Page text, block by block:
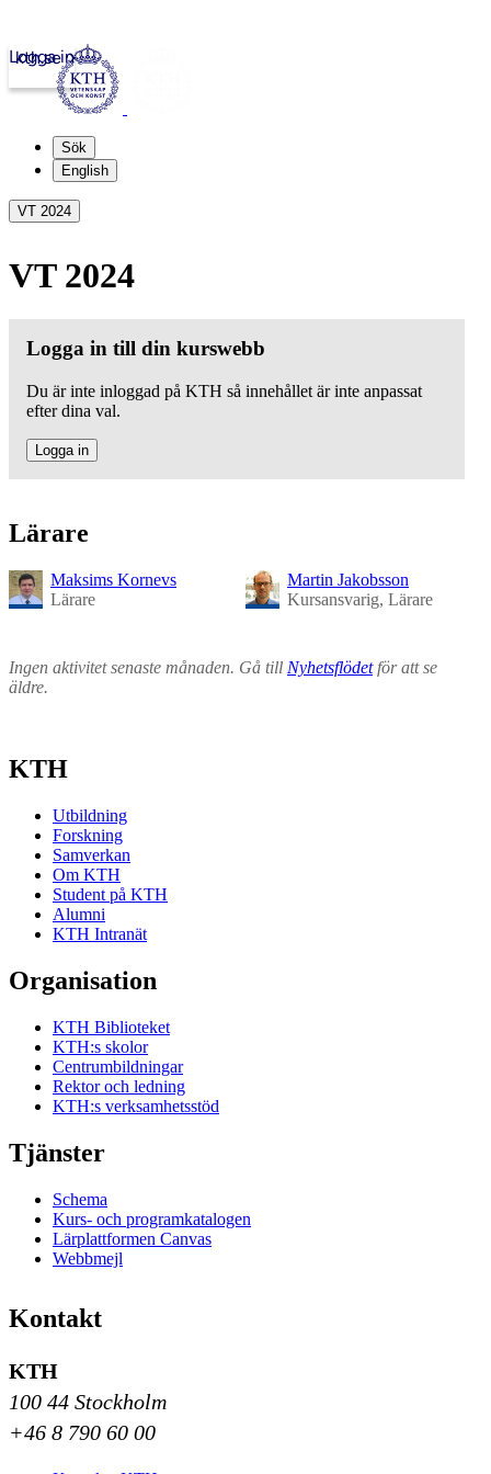
kth.se
Logga in
Sök
English
VT 2024
VT 2024
Logga in till din kurswebb
Du är inte inloggad på KTH så innehållet är inte anpassat
efter dina val.
Logga in
Lärare
Maksims Kornevs
Lärare
Martin Jakobsson
Kursansvarig, Lärare
Ingen aktivitet senaste månaden. Gå till Nyhetsflödetför att se
äldre.
KTH
Utbildning
Forskning
Samverkan
Om KTH
Student på KTH
Alumni
KTH Intranät
Organisation
KTH Biblioteket
KTH:s skolor
Centrumbildningar
Rektor och ledning
KTH:s verksamhetsstöd
Tjänster
Schema
Kurs- och programkatalogen
Lärplattformen Canvas
Webbmejl
Kontakt
KTH
100 44 Stockholm
+46 8 790 60 00